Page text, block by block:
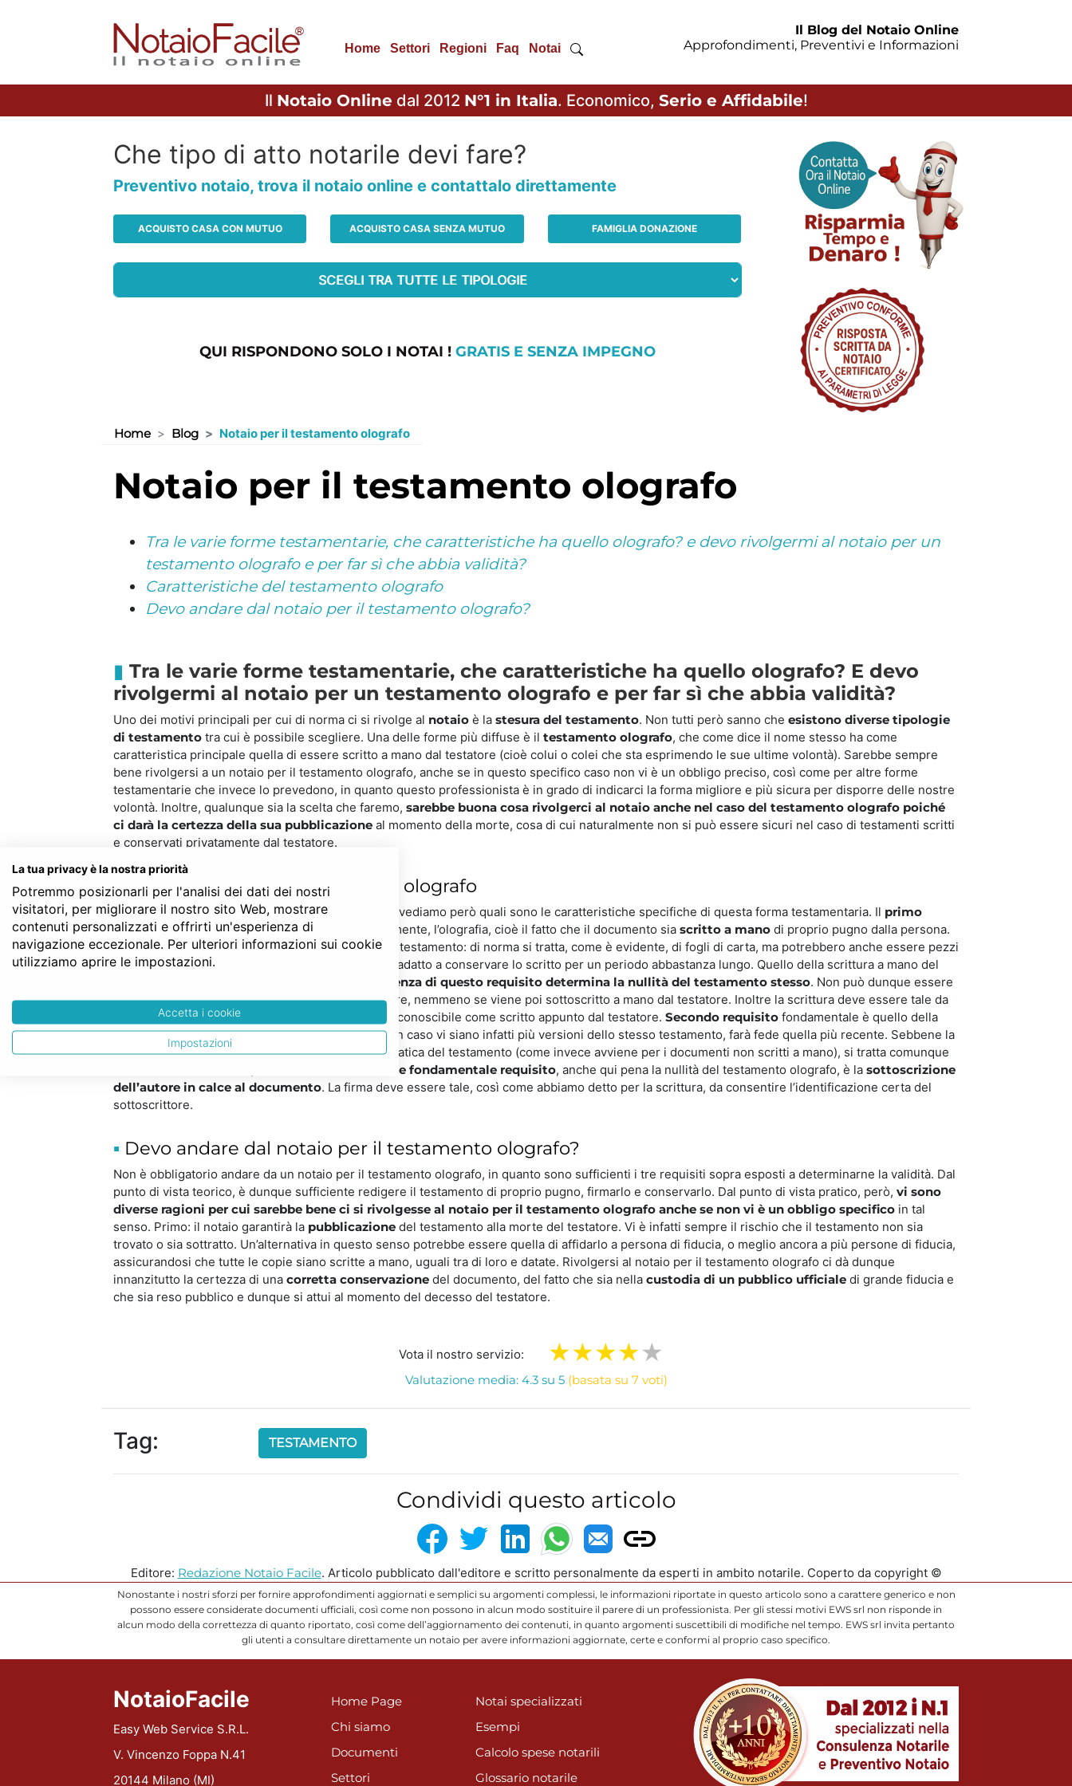
Home Settori Regioni Faq Notai
Il Blog del Notaio Online
Approfondimenti, Preventivi e Informazioni
Il Notaio Online dal 2012 N°1 in Italia. Economico, Serio e Affidabile!
Che tipo di atto notarile devi fare?
Preventivo notaio, trova il notaio online e contattalo direttamente
ACQUISTO CASA CON MUTUO ACQUISTO CASA SENZA MUTUO FAMIGLIA DONAZIONE
QUI RISPONDONO SOLO I NOTAI ! GRATIS E SENZA IMPEGNO
Home Blog Notaio per il testamento olografo
notaio per il testamento olografo
Tra le varie forme testamentarie, che caratteristiche ha quello olografo? e devo rivolgermi al notaio per un
testamento olografo e per far sì che abbia validità?
Caratteristiche del testamento olografo
Devo andare dal notaio per il testamento olografo?
Tra le varie forme testamentarie, che caratteristiche ha quello olografo? E devo
rivolgermi al notaio per un testamento olografo e per far sì che abbia validità?
Uno dei motivi principali per cui di norma ci si rivolge al notaio è la stesura del testamento. Non tutti però sanno che esistono diverse tipologie
di testamento tra cui è possibile scegliere. Una delle forme più diffuse è il testamento olografo, che come dice il nome stesso ha come
caratteristica principale quella di essere scritto a mano dal testatore (cioè colui o colei che sta esprimendo le sue ultime volontà). Sarebbe sempre
bene rivolgersi a un notaio per il testamento olografo, anche se in questo specifico caso non vi è un obbligo preciso, così come per altre forme
testamentarie che invece lo prevedono, in quanto questo professionista è in grado di indicarci la forma migliore e più sicura per disporre delle nostre
volontà. Inoltre, qualunque sia la scelta che faremo, sarebbe buona cosa rivolgerci al notaio anche nel caso del testamento olografo poiché
ci darà la certezza della sua pubblicazione al momento della morte, cosa di cui naturalmente non si può essere sicuri nel caso di testamenti scritti
e conservati privatamente dal testatore.
Caratteristiche del testamento olografo
Prima di affrontare l’argomento notaio più a fondo, vediamo però quali sono le caratteristiche specifiche di questa forma testamentaria. Il primo
requisito di un testamento olografo
è, naturalmente, l’olografia, cioè il fatto che il documento sia scritto a mano di proprio pugno dalla persona.
Poco importa il materiale sul quale viene redatto il testamento: di norma si tratta, come è evidente, di fogli di carta, ma potrebbero anche essere pezzi
di stoffa o legno o qualsiasi altro supporto che sia adatto a conservare lo scritto per un periodo abbastanza lungo. Quello della scrittura a mano del
l’assenza di questo requisito determina la nullità del testamento stesso. Non può dunque essere
scritto al computer né con una macchina da scrivere, nemmeno se viene poi sottoscritto a mano dal testatore. Inoltre la scrittura deve essere tale da
rispondere a requisiti di abitualità, quindi essere riconoscibile come scritto appunto dal testatore. Secondo requisito fondamentale è quello della
datain cui il testamento olografo è stato redatto: in caso vi siano infatti più versioni dello stesso testamento, farà fede quella più recente. Sebbene la
mancanza della data non determini la nullità automatica del testamento (come invece avviene per i documenti non scritti a mano), si tratta comunque
Terzo e fondamentale requisito, anche qui pena la nullità del testamento olografo, è la sottoscrizione
dell’autore in calce al documento. La firma deve essere tale, così come abbiamo detto per la scrittura, da consentire l’identificazione certa del
sottoscrittore.
Devo andare dal notaio per il testamento olografo?
Non è obbligatorio andare da un notaio per il testamento olografo, in quanto sono sufficienti i tre requisiti sopra esposti a determinarne la validità. Dal
punto di vista teorico, è dunque sufficiente redigere il testamento di proprio pugno, firmarlo e conservarlo. Dal punto di vista pratico, però, vi sono
diverse ragioni per cui sarebbe bene ci si rivolgesse al notaio per il testamento olografo anche se non vi è un obbligo specifico in tal
senso. Primo: il notaio garantirà la pubblicazione del testamento alla morte del testatore. Vi è infatti sempre il rischio che il testamento non sia
trovato o sia sottratto. Un’alternativa in questo senso potrebbe essere quella di affidarlo a persona di fiducia, o meglio ancora a più persone di fiducia,
assicurandosi che tutte le copie siano scritte a mano, uguali tra di loro e datate. Rivolgersi al notaio per il testamento olografo ci dà dunque
innanzitutto la certezza di una corretta conservazione del documento, del fatto che sia nella custodia di un pubblico ufficiale di grande fiducia e
che sia reso pubblico e dunque si attui al momento del decesso del testatore.
Vota il nostro servizio:
Valutazione media: 4.3 su 5 (basata su 7 voti)
Tag: TESTAMENTO
Condividi questo articolo
Editore: Redazione Notaio Facile. Articolo pubblicato dall'editore e scritto personalmente da esperti in ambito notarile. Coperto da copyright ©
Nonostante i nostri sforzi per fornire approfondimenti aggiornati e semplici su argomenti complessi, le informazioni riportate in questo articolo sono a carattere generico e non
possono essere considerate documenti ufficiali, così come non possono in alcun modo sostituire il parere di un professionista. Per gli stessi motivi EWS srl non risponde in
alcun modo della correttezza di quanto riportato, così come dell’aggiornamento dei contenuti, in quanto argomenti suscettibili di modifiche nel tempo. EWS srl invita pertanto
gli utenti a consultare direttamente un notaio per avere informazioni aggiornate, certe e conformi al proprio caso specifico.
NotaioFacile
Easy Web Service S.R.L.
V. Vincenzo Foppa N.41
20144 Milano (MI)
Home Page
Chi siamo
Documenti
Settori
Notai specializzati
Esempi
Calcolo spese notarili
Glossario notarile
La tua privacy è la nostra priorità
Potremmo posizionarli per l'analisi dei dati dei nostri
visitatori, per migliorare il nostro sito Web, mostrare
contenuti personalizzati e offrirti un'esperienza di
navigazione eccezionale. Per ulteriori informazioni sui cookie
utilizziamo aprire le impostazioni.
Accetta i cookie
Impostazioni